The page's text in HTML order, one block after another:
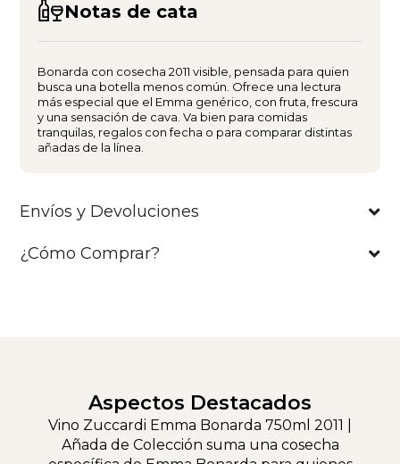
Envíos y Devoluciones
¿Cómo Comprar?
Notas de cata
Bonarda con cosecha 2011 visible, pensada para quien
busca una botella menos común. Ofrece una lectura
más especial que el Emma genérico, con fruta, frescura
y una sensación de cava. Va bien para comidas
tranquilas, regalos con fecha o para comparar distintas
añadas de la línea.
Aspectos Destacados
Vino Zuccardi Emma Bonarda 750ml 2011 |
Añada de Colección suma una cosecha